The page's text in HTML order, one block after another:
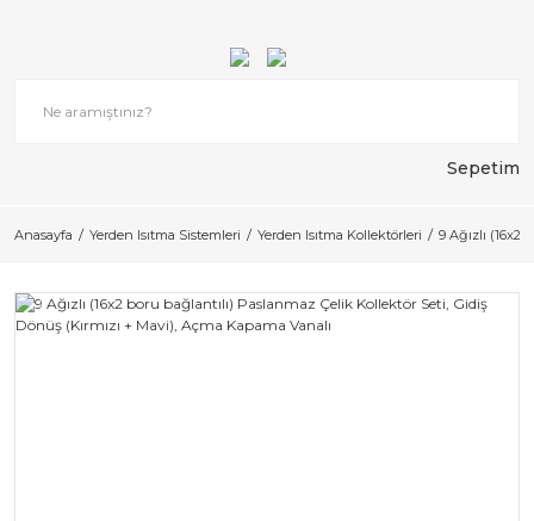
Sepetim
Anasayfa Yerden Isıtma Sistemleri Yerden Isıtma Kollektörleri 9 Ağızlı (16x2